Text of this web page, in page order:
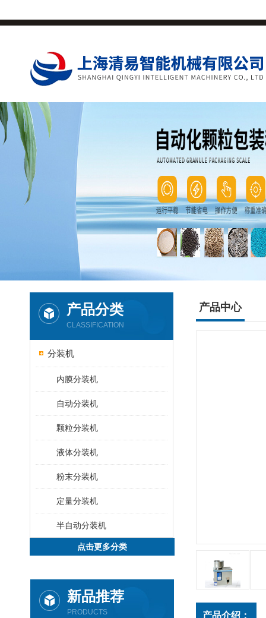
产品分类
CLASSIFICATION
分装机
内膜分装机
自动分装机
颗粒分装机
液体分装机
粉末分装机
定量分装机
半自动分装机
点击更多分类
新品推荐
PRODUCTS
产品中心
产品介绍：